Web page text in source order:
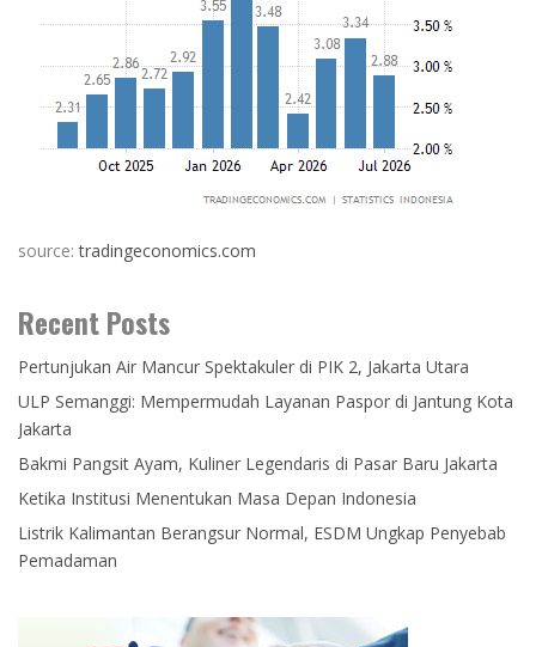
source:tradingeconomics.com
Recent Posts
Pertunjukan Air Mancur Spektakuler di PIK 2, Jakarta Utara
ULP Semanggi: Mempermudah Layanan Paspor di Jantung Kota
Jakarta
Bakmi Pangsit Ayam, Kuliner Legendaris di Pasar Baru Jakarta
Ketika Institusi Menentukan Masa Depan Indonesia
Listrik Kalimantan Berangsur Normal, ESDM Ungkap Penyebab
Pemadaman